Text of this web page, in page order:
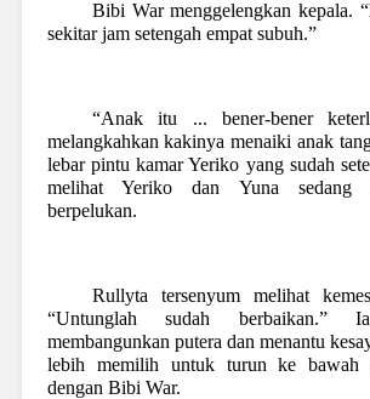
Bibi War menggelengkan kepala.
sekitar jam setengah empat subuh.”
“Anak itu ... bener-bener
melangkahkan kakinya menaiki anak
lebar pintu kamar Yeriko yang sudah
melihat Yeriko dan Yuna sedang
berpelukan.
Rullyta tersenyum melihat
“Untunglah sudah berbaikan.”
membangunkan putera dan menantu
lebih memilih untuk turun ke bawah
dengan Bibi War.